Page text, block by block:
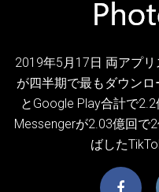
2019年5月17日 両アプ
が四半期で最もダウン
とGoogle Play合計で
Messengerが2.03億回で
ばした